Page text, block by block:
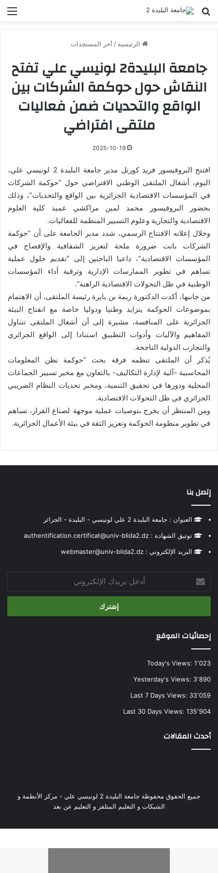
بحث عن
الرئيسية / أخر المستجدات
جامعة البليدة2 لونيسي علي تفتح
النقاش حول حوكمة الشركات بين
الواقع والتحديات ضمن فعاليات
ملتقى افتراضي
2025-10-19
افتتح البروفيسور فريد كورتل مدير جامعة البليدة 2 لونيسي علي،
اليوم، أشغال الملتقى الوطني الافتراضي حول “حوكمة الشركات
في المؤسسات الاقتصادية الجزائرية بين الواقع والتحديات”، وذلك
بحضور البروفيسور محمد لمين مراكشي عميد كلية العلوم
الاقتصادية والتجارية وعلوم التسيير المنظمة للفعاليات.
وخلال إعلانه الافتتاح الرسمي، شدد مدير الجامعة على أن “حوكمة
الشركات باتت ضرورة ملحة لتعزيز الشفافية والإفصاح في
المؤسسات الاقتصادية”، داعيا الباحثين إلى “تقديم حلول عملية
تساهم في تطوير الممارسات الإدارية وترقية أداء المؤسسات
الوطنية في ظل التحولات الاقتصادية الراهنة”.
من جانبها، أكدت الدكتورة ريمة بن بايرة رئيسة الملتقى، أن الاهتمام
بموضوعات الحوكمة يتزايد وطنيا ودوليا خاصة مع انفتاح البيئة
الجزائرية على المنافسة، مشيرة إلى أن أشغال الملتقى تتناول
المفاهيم والآليات وأدوات التطبيق استنادا إلى الواقع الجزائري
والتجارب الدولية الناجحة.
يُذكر أن الملتقى تنظمه فرقة بحث “حوكمة نظن المعلومات
المحاسبية -آلية لإدارة التكاليف- بالتعاون مع مخبر تسيير الجماعات
المحلية ودورها في تحقيق التنمية، ومخبر تحديات النظام الضريبي
الجزائري في ظل التحولات الاقتصادية.
ومن المنتظر أن يخرج بتوصيات عملية موجهة لصناع القرار، تساهم
في تطوير منظومة الحوكمة وتعزيز الثقة في بيئة الأعمال الجزائرية.
إتصل بنا
العنوان : جامعة البليدة 2 علي لونيسي - البليدة - الجزائر
توثيق الشهادة : authentification.certificat@univ-blida2.dz
البريد الإلكتروني : webmaster@univ-blida2.dz
بريدك
الإلكتروني
إحصائيات الموقع
Today's Views: 1٬023
Yesterday's Views: 3٬890
Last 7 Days Views: 33٬059
Last 30 Days Views: 135٬904
أحدث المقالات
جميع الحقوق محفوظة جامعة البليدة 2 لونيسي علي - مركز الأنظمة و
الشبكات و التعليم المتلفز و التعليم عن بعد